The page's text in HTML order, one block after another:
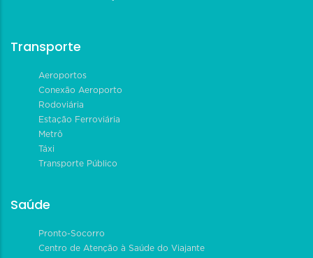
Transporte
Aeroportos
Conexão Aeroporto
Rodoviária
Estação Ferroviária
Metrô
Táxi
Transporte Público
Saúde
Pronto-Socorro
Centro de Atenção à Saúde do Viajante